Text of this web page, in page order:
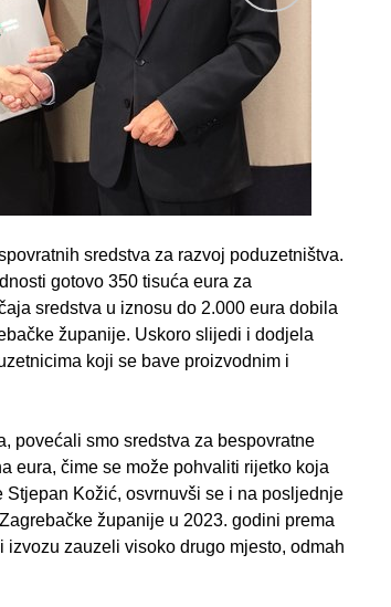
sredstva za razvoj poduzetništva.
gotovo 350 tisuća eura za
sredstva u iznosu do 2.000 eura dobila
županije. Uskoro slijedi i dodjela
koji se bave proizvodnim i
povećali smo sredstva za bespovratne
eura, čime se može pohvaliti rijetko koja
Kožić, osvrnuvši se i na posljednje
županije u 2023. godini prema
zauzeli visoko drugo mjesto, odmah